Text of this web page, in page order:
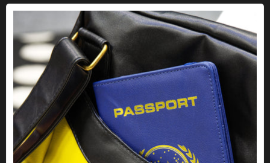
Copri passaporto RFID Federazione Unita dei Pianeti